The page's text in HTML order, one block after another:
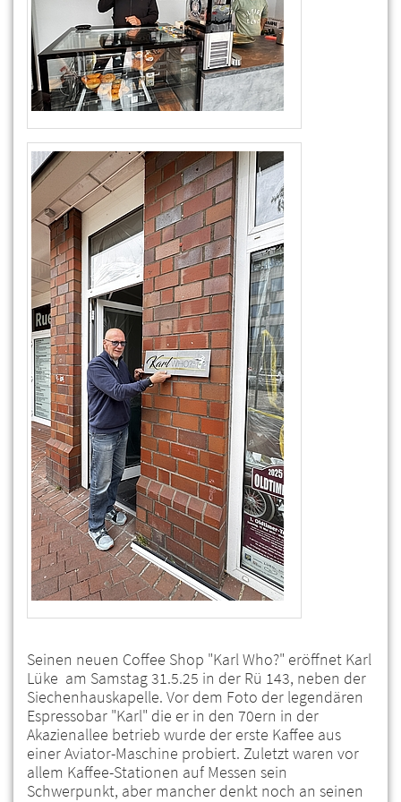
Seinen neuen Coffee Shop "Karl Who?" eröffnet Karl
Lüke am Samstag 31.5.25 in der Rü 143, neben der
Siechenhauskapelle. Vor dem Foto der legendären
Espressobar "Karl" die er in den 70ern in der
Akazienallee betrieb wurde der erste Kaffee aus
einer Aviator-Maschine probiert. Zuletzt waren vor
allem Kaffee-Stationen auf Messen sein
Schwerpunkt, aber mancher denkt noch an seinen